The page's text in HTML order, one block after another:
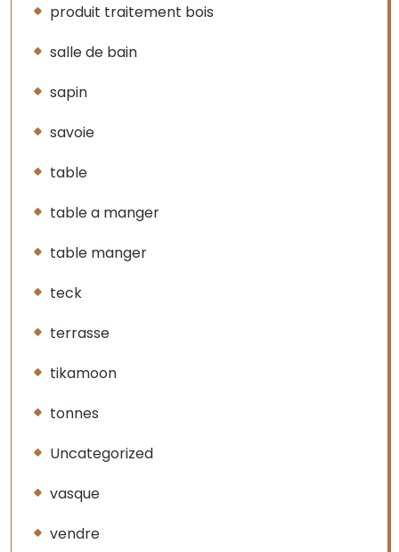
produit traitement bois
salle de bain
sapin
savoie
table
table a manger
table manger
teck
terrasse
tikamoon
tonnes
Uncategorized
vasque
vendre